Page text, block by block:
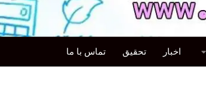
اخبار تحقیق تماس با ما